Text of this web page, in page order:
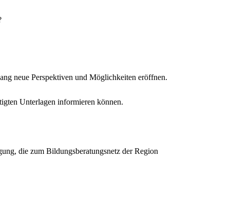
neue Perspektiven und Möglichkeiten eröffnen.
Unterlagen informieren können.
die zum Bildungsberatungsnetz der Region